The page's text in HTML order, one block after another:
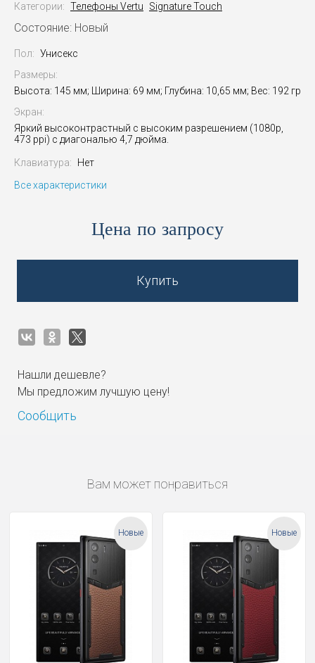
Категории: Телефоны Vertu Signature Touch
Состояние: Новый
Пол: Унисекс
Размеры:
Высота: 145 мм; Ширина: 69 мм; Глубина: 10,65 мм; Вес: 192 гр
Экран:
Яркий высоконтрастный с высоким разрешением (1080p,
473 ppi) с диагональю 4,7 дюйма.
Клавиатура:
Нет
Все характеристики
Цена по запросу
Купить
Нашли дешевле?
Мы предложим лучшую цену!
Сообщить
Вам может понравиться
Новые Новые